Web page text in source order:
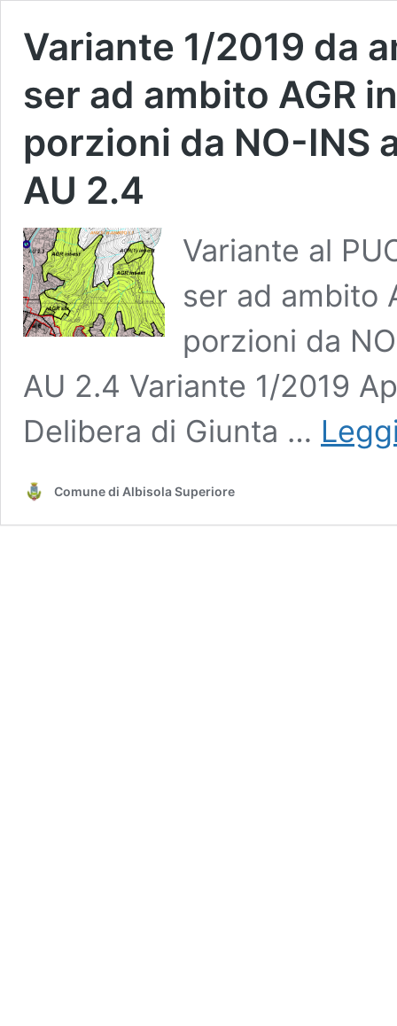
Variante 1/2019 da
ser ad ambito AGR
porzioni da NO-INS
AU 2.4
Variante al
ser ad ambito
porzioni da
AU 2.4 Variante 1/2019
Delibera di Giunta …
Comune di Albisola Superiore